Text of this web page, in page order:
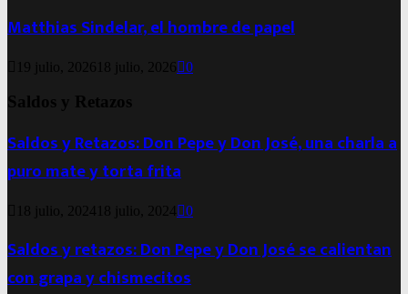
Matthias Sindelar, el hombre de papel
19 julio, 2026 18 julio, 2026 0
Saldos y Retazos
Saldos y Retazos: Don Pepe y Don José, una charla a
puro mate y torta frita
18 julio, 2024 18 julio, 2024 0
Saldos y retazos: Don Pepe y Don José se calientan
con grapa y chismecitos